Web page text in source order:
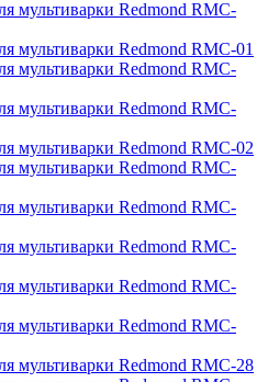
мультиварки Redmond RMC-
мультиварки Redmond RMC-01
мультиварки Redmond RMC-
мультиварки Redmond RMC-
мультиварки Redmond RMC-02
мультиварки Redmond RMC-
мультиварки Redmond RMC-
мультиварки Redmond RMC-
мультиварки Redmond RMC-
мультиварки Redmond RMC-
мультиварки Redmond RMC-28